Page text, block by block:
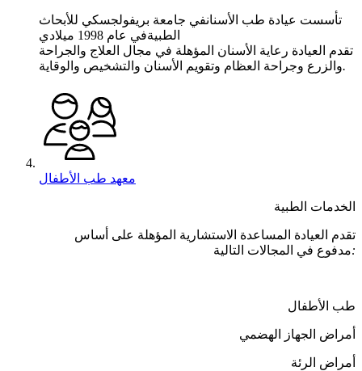
تأسست عيادة طب الأسنانفي جامعة بريفولجسكي للأبحاث
الطبيةفي عام 1998 ميلادي
تقدم العيادة رعاية الأسنان المؤهلة في مجال العلاج والجراحة
والزرع وجراحة العظام وتقويم الأسنان والتشخيص والوقاية.
معهد طب الأطفال
الخدمات الطبية
تقدم العيادة المساعدة الاستشارية المؤهلة على أساس
مدفوع في المجالات التالية:
طب الأطفال
أمراض الجهاز الهضمي
أمراض الرئة